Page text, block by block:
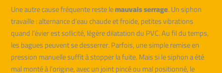
Une autre cause fréquente reste lemauvais serrage. Un siphon
travaille : alternance d’eau chaude et froide, petites vibrations
quand l’évier est sollicité, légère dilatation du PVC. Au fil du temps,
les bagues peuvent se desserrer. Parfois, une simple remise en
pression manuelle suffit à stopper la fuite. Mais si le siphon a été
mal monté à l’origine, avec un joint pincé ou mal positionné, le